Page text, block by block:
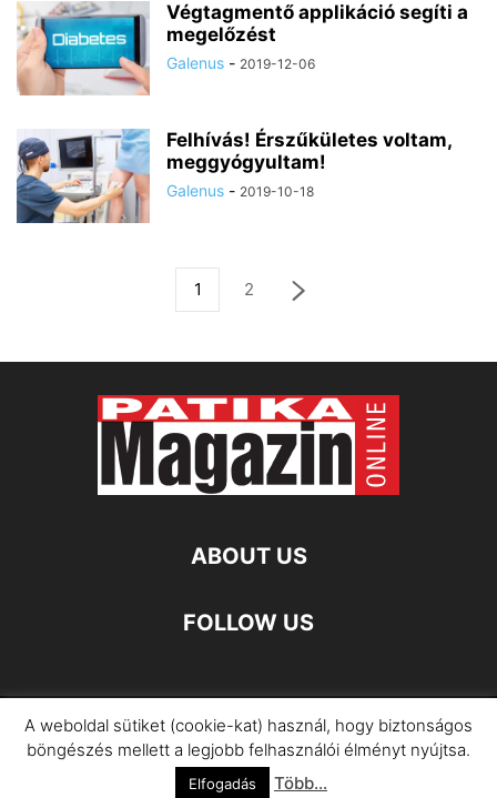
Végtagmentő applikáció segíti a
megelőzést
Galenus - 2019-12-06
Felhívás! Érszűkületes voltam,
meggyógyultam!
Galenus - 2019-10-18
1 2
ABOUT US
FOLLOW US
Impresszum Adatkezelési Információ
©
A weboldal sütiket (cookie-kat) használ, hogy biztonságos
böngészés mellett a legjobb felhasználói élményt nyújtsa.
Elfogadás Több...